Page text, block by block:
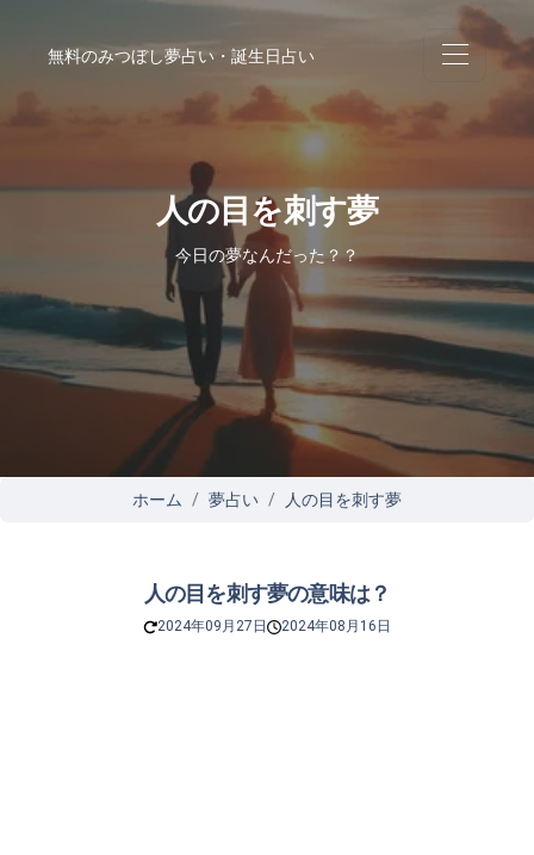
無料のみつぼし夢占い・誕生日占い
人の目を刺す夢
今日の夢なんだった？？
ホーム 夢占い 人の目を刺す夢
人の目を刺す夢の意味は？
2024年09月27日 2024年08月16日